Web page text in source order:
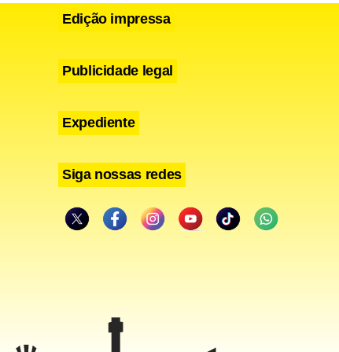
Edição impressa
Publicidade legal
Expediente
Siga nossas redes